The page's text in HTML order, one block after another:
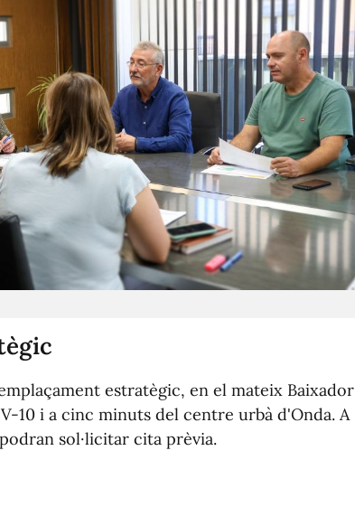
estratègic, en el mateix Baixador
10 i a cinc minuts del centre urbà d'Onda. A
sol·licitar cita prèvia.